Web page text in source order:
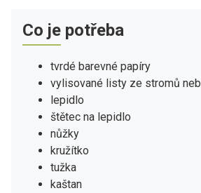
Co je potřeba
tvrdé barevné papíry
vylisované listy ze stromů
lepidlo
štětec na lepidlo
nůžky
kružítko
tužka
kaštan